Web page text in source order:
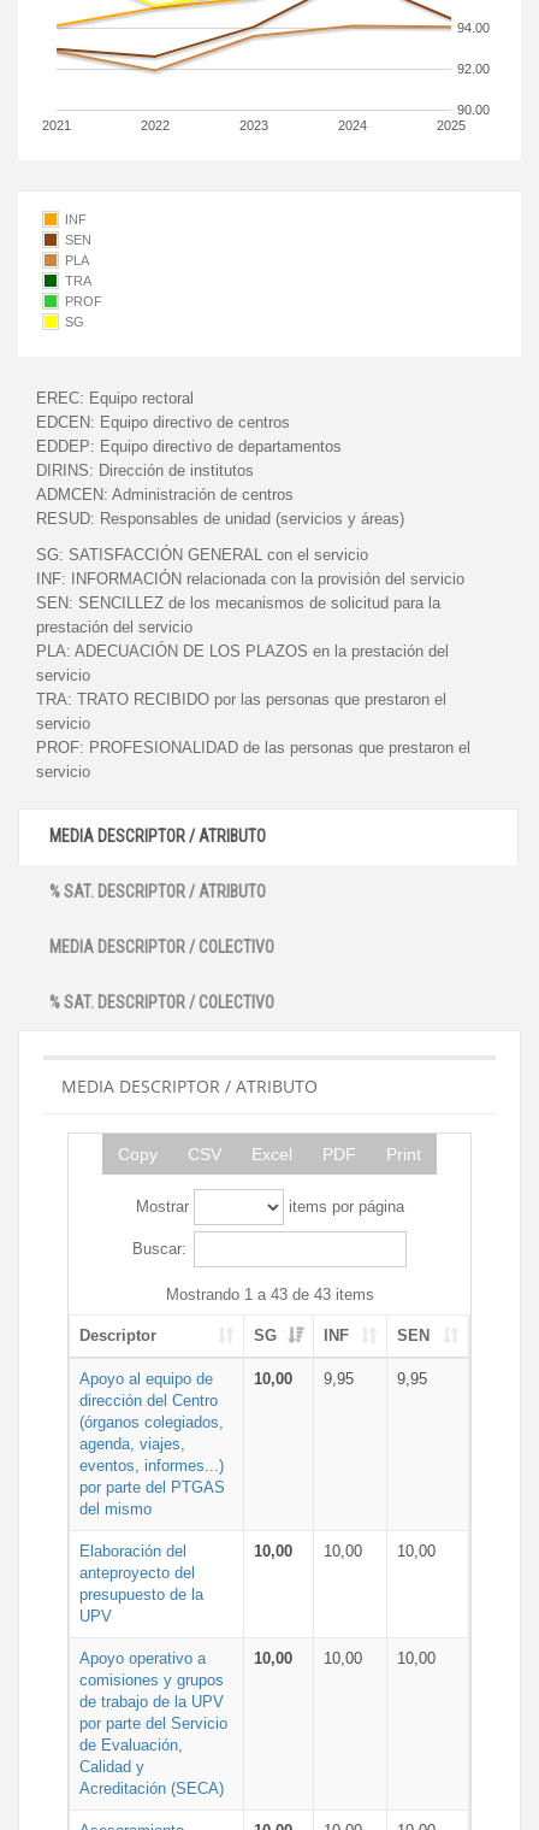
2021 2022 2023 2024 2025
90.00
92.00
94.00
INF
SEN
PLA
TRA
PROF
SG
EREC: Equipo rectoral
EDCEN: Equipo directivo de centros
EDDEP: Equipo directivo de departamentos
DIRINS: Dirección de institutos
ADMCEN: Administración de centros
RESUD: Responsables de unidad (servicios y áreas)
SG: SATISFACCIÓN GENERAL con el servicio
INF:
INFORMACIÓN relacionada con la provisión del servicio
SEN: SENCILLEZ de los mecanismos de solicitud para la
prestación del servicio
PLA: ADECUACIÓN DE LOS PLAZOS en la prestación del
servicio
TRA: TRATO RECIBIDO por las personas que prestaron el
servicio
PROF: PROFESIONALIDAD de las personas que prestaron el
servicio
MEDIA DESCRIPTOR / ATRIBUTO
% SAT. DESCRIPTOR / ATRIBUTO
MEDIA DESCRIPTOR / COLECTIVO
% SAT. DESCRIPTOR / COLECTIVO
MEDIA DESCRIPTOR / ATRIBUTO
Copy CSV Excel PDF Print
Mostrar items por página
Buscar:
Mostrando 1 a 43 de 43 items
Descriptor SG INF SEN
Apoyo al equipo de
dirección del Centro
(órganos colegiados,
agenda, viajes,
eventos, informes...)
por parte del PTGAS
del mismo
10,00 9,95 9,95
Elaboración del
anteproyecto del
presupuesto de la
UPV
10,00 10,00 10,00
Apoyo operativo a
comisiones y grupos
de trabajo de la UPV
por parte del Servicio
de Evaluación,
Calidad y
Acreditación (SECA)
10,00 10,00 10,00